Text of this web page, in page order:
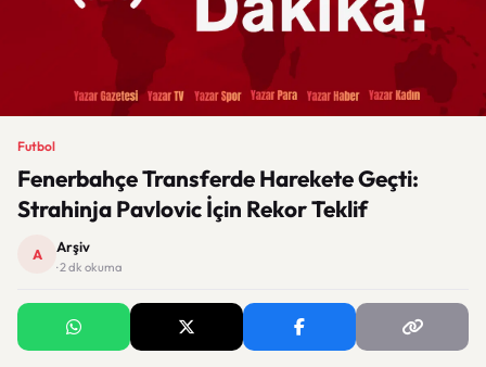
Futbol
Fenerbahçe Transferde Harekete Geçti:
Strahinja Pavlovic İçin Rekor Teklif
A Arşiv
· 2 dk okuma